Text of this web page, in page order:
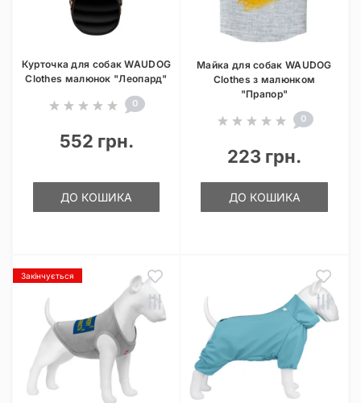
Курточка для собак WAUDOG
Clothes малюнок "Леопард"
0
552 грн.
ДО КОШИКА
Майка для собак WAUDOG
Clothes з малюнком
"Прапор"
0
223 грн.
ДО КОШИКА
Закінчується